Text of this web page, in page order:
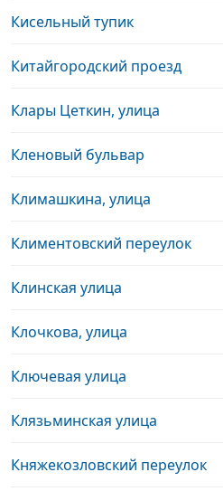
Кисельный тупик
Китайгородский проезд
Клары Цеткин, улица
Кленовый бульвар
Климашкина, улица
Климентовский переулок
Клинская улица
Клочкова, улица
Ключевая улица
Клязьминская улица
Княжекозловский переулок